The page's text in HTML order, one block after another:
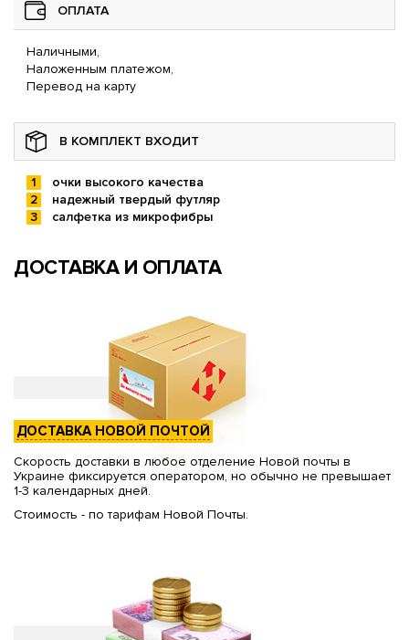
ОПЛАТА
Наличными,
Наложенным платежом,
Перевод на карту
В КОМПЛЕКТ ВХОДИТ
очки высокого качества
надежный твердый футляр
салфетка из микрофибры
ДОСТАВКА И ОПЛАТА
ДОСТАВКА НОВОЙ ПОЧТОЙ
Скорость доставки в любое отделение Новой почты в
Украине фиксируется оператором, но обычно не превышает
1-3 календарных дней.
Стоимость - по тарифам Новой Почты.